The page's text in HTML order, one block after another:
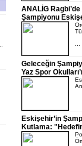
ANALİG
Şampiyonu
Geleceğin
Yaz Spor
Eskişehir’in
Kutlama: